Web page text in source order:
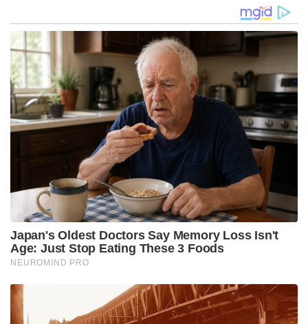
ഈ മിസൈലിന്റെ പ്രത്യേകത എന്താണെന്നോ?
ശത്രുവിന്റെ റഡാറുകൾ ഓഫ് ചെയ്താൽപ്പോലും ഇത്
ലക്ഷ്യം തെറ്റില്ല! ഇതിലുള്ള അത്യാധുനിക പാസ്സീവ്
സീക്കർ സാങ്കേതികവിദ്യ വഴി, മുൻപ് ശേഖരിച്ച
വിവരങ്ങൾ ഉപയോഗിച്ച് അത് ശത്രുവിനെ കൃത്യമായി
തേടിപ്പിടിക്കും. 3 കിലോമീറ്റർ മുതൽ 15 കിലോമീറ്റർ
വരെ ഉയരത്തിൽ പറക്കുന്ന യുദ്ധവിമാനങ്ങളിൽ നിന്ന്
ഏത് കഠിനമായ സാഹചര്യത്തിലും ഇത്
വിക്ഷേപിക്കാം. ഹൈദരാബാദിലെ റിസർച്ച് സെന്റർ
ഇമ്രാത്ത്, ഭാരത് ഡയനാമിക്സ് ലിമിറ്റഡ്, അദാനി
ഡിഫൻസ് എന്നിവരുടെ കൂട്ടായ പ്രവർത്തനത്തിന്റെ
ഫലമാണിത്. ചാണ്ഡിപൂരിലെ ഇന്റഗ്രേറ്റഡ് ടെസ്റ്റ് റേഞ്ച്
(ഐടിആർ) വിന്യസിച്ച വിവിധ റേഞ്ച് ഉപകരണങ്ങൾ
എല്ലാ പരീക്ഷണ ലക്ഷ്യങ്ങളും പൂർണ്ണമായും
കൈവരിക്കപ്പെട്ടു,” എന്ന് പ്രതിരോധ മന്ത്രാലയം